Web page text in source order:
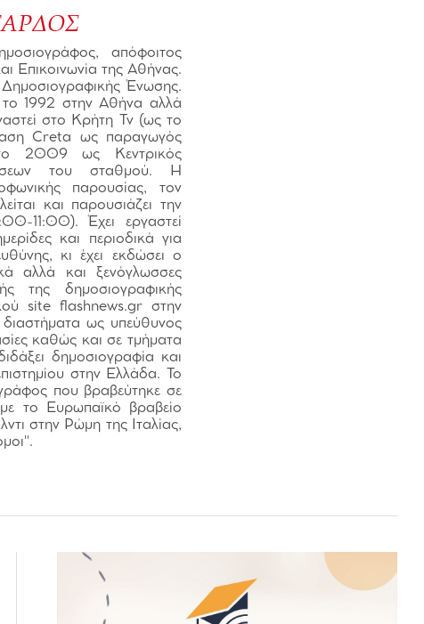
απόφοιτος
Επικοινωνία της Αθήνας.
Ένωσης.
1992 στην Αθήνα αλλά
στο Κρήτη Tv (ως το
Creta ως παραγωγός
2009 ως Κεντρικός
του σταθμού. Η
παρουσίας, τον
και παρουσιάζει την
11:00). Έχει εργαστεί
και περιοδικά για
κι έχει εκδώσει ο
αλλά και ξενόγλωσσες
της δημοσιογραφικής
site flashnews.gr στην
ως υπεύθυνος
καθώς και σε τμήματα
δημοσιογραφία και
στην Ελλάδα. Το
που βραβεύτηκε σε
το Ευρωπαϊκό βραβείο
στην Ρώμη της Ιταλίας,